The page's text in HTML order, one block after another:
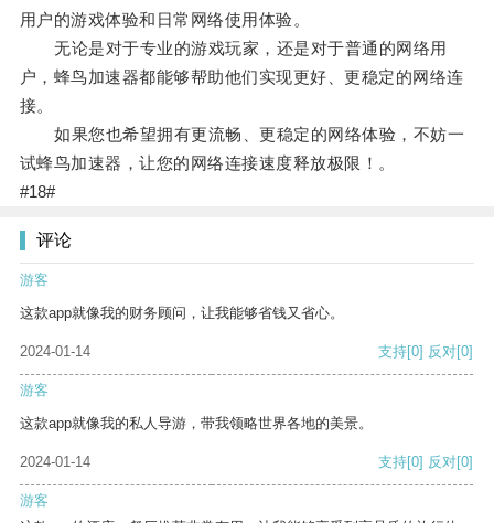
用户的游戏体验和日常网络使用体验。
无论是对于专业的游戏玩家，还是对于普通的网络用
户，蜂鸟加速器都能够帮助他们实现更好、更稳定的网络连
接。
如果您也希望拥有更流畅、更稳定的网络体验，不妨一
试蜂鸟加速器，让您的网络连接速度释放极限！。
#18#
评论
游客
这款app就像我的财务顾问，让我能够省钱又省心。
2024-01-14 支持[0] 反对[0]
游客
这款app就像我的私人导游，带我领略世界各地的美景。
2024-01-14 支持[0] 反对[0]
游客